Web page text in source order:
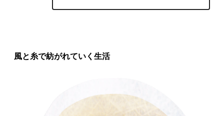
風と糸で紡がれていく生活